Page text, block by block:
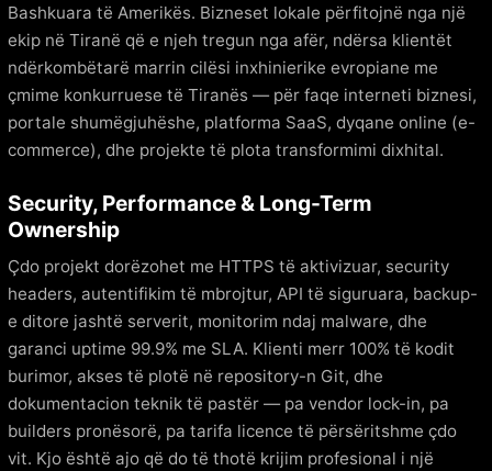
Bashkuara të Amerikës. Bizneset lokale përfitojnë nga një
ekip në Tiranë që e njeh tregun nga afër, ndërsa klientët
ndërkombëtarë marrin cilësi inxhinierike evropiane me
çmime konkurruese të Tiranës — për faqe interneti biznesi,
portale shumëgjuhëshe, platforma SaaS, dyqane online (e-
commerce), dhe projekte të plota transformimi dixhital.
Security, Performance & Long-Term
Ownership
Çdo projekt dorëzohet me HTTPS të aktivizuar, security
headers, autentifikim të mbrojtur, API të siguruara, backup-
e ditore jashtë serverit, monitorim ndaj malware, dhe
garanci uptime 99.9% me SLA. Klienti merr 100% të kodit
burimor, akses të plotë në repository-n Git, dhe
dokumentacion teknik të pastër — pa vendor lock-in, pa
builders pronësorë, pa tarifa licence të përsëritshme çdo
vit. Kjo është ajo që do të thotë krijim profesional i një